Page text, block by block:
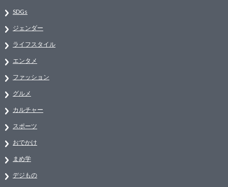
SDGs
ジェンダー
ライフスタイル
エンタメ
ファッション
グルメ
カルチャー
スポーツ
おでかけ
まめ学
デジもの